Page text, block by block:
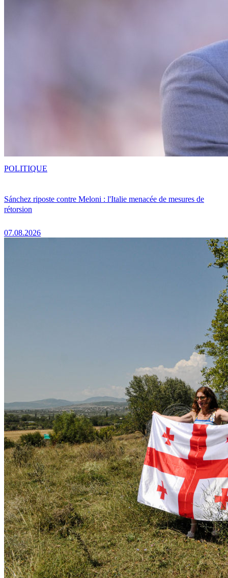
Sánchez riposte contre Meloni : l'Italie menacée de mesures de
rétorsion
07.08.2026
POLITIQUE